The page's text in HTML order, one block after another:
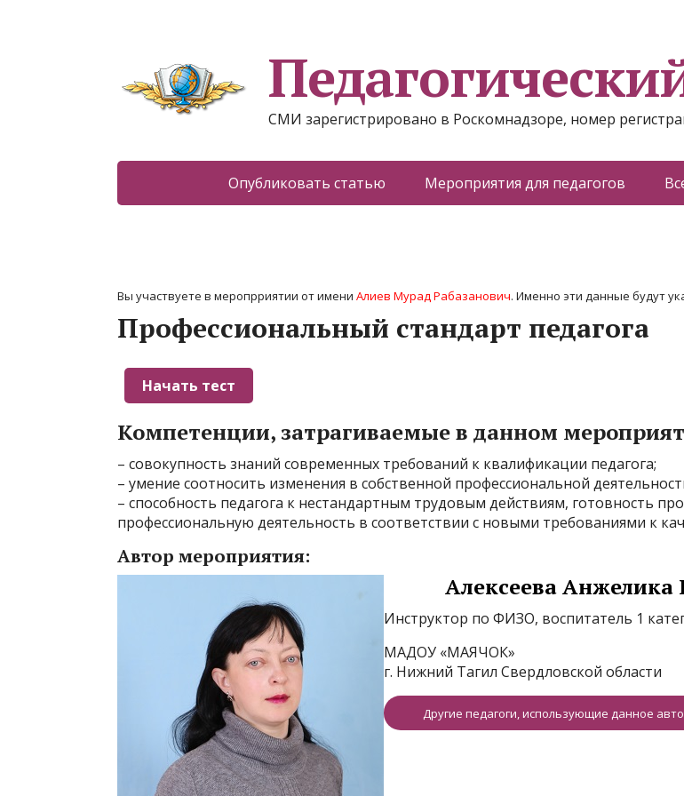
СМИ зарегистрировано в Роскомнадзоре, номер
Опубликовать статью Мероприятия для педагогов
Вы участвуете в меропрриятии от имени Алиев Мурад Рабазанович. Именно эти данные будут
Профессиональный стандарт педагога
Компетенции, затрагиваемые в данном
– совокупность знаний современных требований к квалификации педагога;
– умение соотносить изменения в собственной профессиональной
– способность педагога к нестандартным трудовым действиям, готовность
профессиональную деятельность в соответствии с новыми требованиями к
Автор мероприятия:
Алексеева Анжелика
Инструктор по ФИЗО, воспитатель 1
МАДОУ «МАЯЧОК»
г. Нижний Тагил Свердловской области
Другие педагоги, использующие данное